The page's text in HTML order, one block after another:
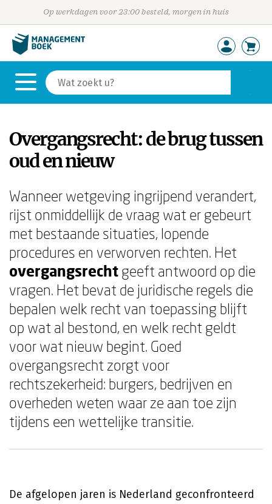
Op werkdagen voor 23:00 besteld, morgen in huis
Overgangsrecht: de brug tussen
oud en nieuw
Wanneer wetgeving ingrijpend verandert,
rijst onmiddellijk de vraag wat er gebeurt
met bestaande situaties, lopende
procedures en verworven rechten. Het
overgangsrecht geeft antwoord op die
vragen. Het bevat de juridische regels die
bepalen welk recht van toepassing blijft
op wat al bestond, en welk recht geldt
voor wat nieuw begint. Goed
overgangsrecht zorgt voor
rechtszekerheid: burgers, bedrijven en
overheden weten waar ze aan toe zijn
tijdens een wettelijke transitie.
De afgelopen jaren is Nederland geconfronteerd